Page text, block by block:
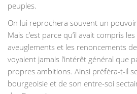
peuples.
On lui reprochera souvent un
Mais c’est parce qu’il avait compris
aveuglements et les renoncements
voyaient jamais l’intérêt général que
propres ambitions. Ainsi préféra-t-il
bourgeoisie et de son entre-soi